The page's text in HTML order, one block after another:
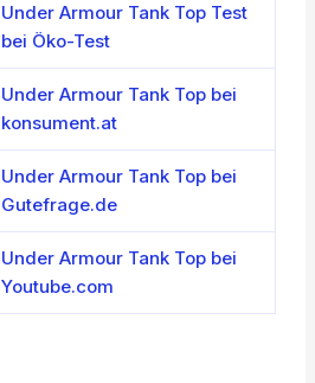
Under Armour Tank Top Test
bei Öko-Test
Under Armour Tank Top bei
konsument.at
Under Armour Tank Top bei
Gutefrage.de
Under Armour Tank Top bei
Youtube.com